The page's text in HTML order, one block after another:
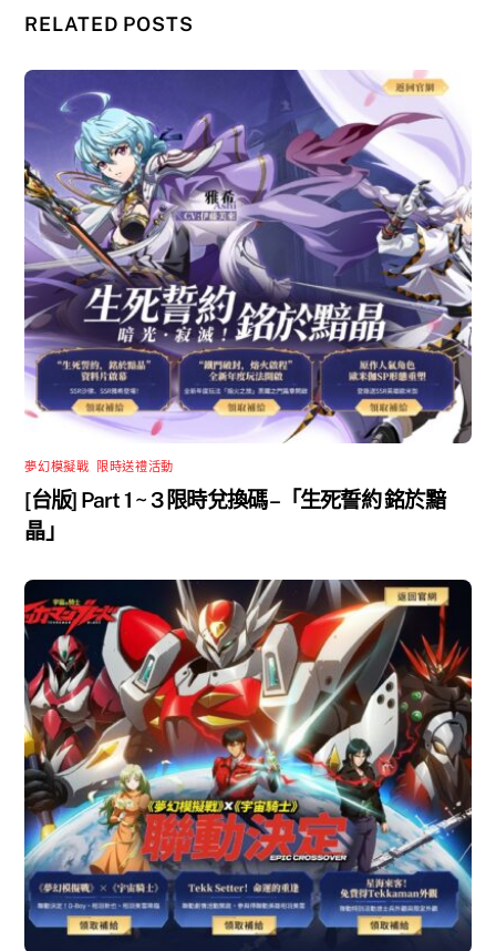
RELATED POSTS
夢幻模擬戰 限時送禮活動
[台版] Part 1 ~ 3 限時兌換碼 –「生死誓約 銘於黯
晶」